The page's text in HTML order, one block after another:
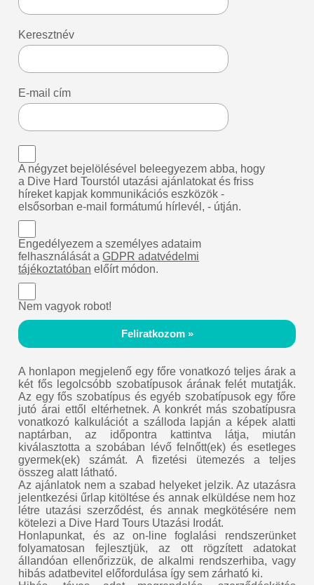
Keresztnév
E-mail cím
A négyzet bejelölésével beleegyezem abba, hogy
a Dive Hard Tourstól utazási ajánlatokat és friss
híreket kapjak kommunikációs eszközök -
elsősorban e-mail formátumú hírlevél, - útján.
Engedélyezem a személyes adataim
felhasználását aGDPR adatvédelmi
tájékoztatóban előírt módon.
Nem vagyok robot!
Feliratkozom »
A honlapon megjelenő egy főre vonatkozó teljes árak a
két fős legolcsóbb szobatípusok árának felét mutatják.
Az egy fős szobatípus és egyéb szobatípusok egy főre
jutó árai ettől eltérhetnek. A konkrét más szobatípusra
vonatkozó kalkulációt a szálloda lapján a képek alatti
naptárban, az időpontra kattintva látja, miután
kiválasztotta a szobában lévő felnőtt(ek) és esetleges
gyermek(ek) számát. A fizetési ütemezés a teljes
összeg alatt látható.
Az ajánlatok nem a szabad helyeket jelzik. Az utazásra
jelentkezési űrlap kitöltése és annak elküldése nem hoz
létre utazási szerződést, és annak megkötésére nem
kötelezi a Dive Hard Tours Utazási Irodát.
Honlapunkat, és az on-line foglalási rendszerünket
folyamatosan fejlesztjük, az ott rögzített adatokat
állandóan ellenőrizzük, de alkalmi rendszerhiba, vagy
hibás adatbevitel előfordulása így sem zárható ki.